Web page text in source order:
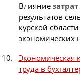
Влияние затрат
результатов
курской
экономических
Экономическая
труда в